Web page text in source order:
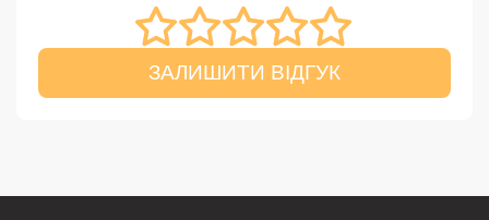
ЗАЛИШИТИ ВІДГУК